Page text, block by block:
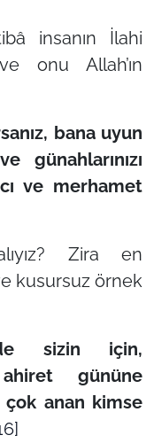
insanın İlahi
onu Allah’ın
bana uyun
ve merhamet
Zira en
kusursuz örnek
sizin için,
gününe
çok anan kimse